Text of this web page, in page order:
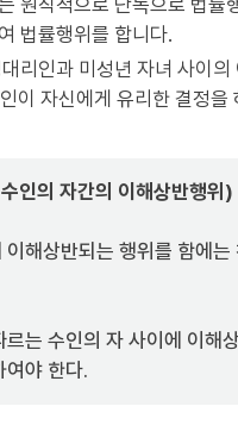
원칙적으로 단독으로 법률
법률행위를 합니다.
리인과 미성년 자녀 사이
이 자신에게 유리한 결정
인의 자간의 이해상반행위)
해상반되는 행위를 함에는
는 수인의 자 사이에 이해
여야 한다.